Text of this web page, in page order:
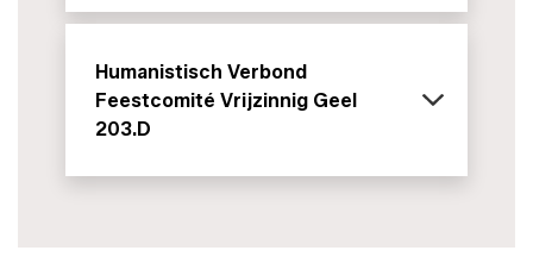
Humanistisch Verbond
Feestcomité Vrijzinnig Geel
203.D